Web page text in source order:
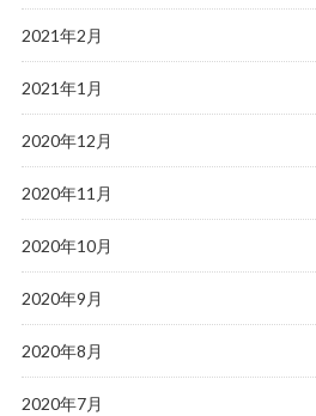
2021年2月
2021年1月
2020年12月
2020年11月
2020年10月
2020年9月
2020年8月
2020年7月